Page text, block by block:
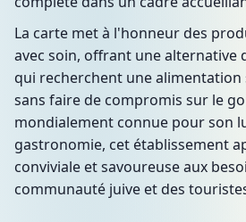
La carte met à l'honneur des
avec soin, offrant une alternative
qui recherchent une
sans faire de compromis sur le
mondialement connue pour son
gastronomie, cet établissement
conviviale et savoureuse aux
communauté juive et des